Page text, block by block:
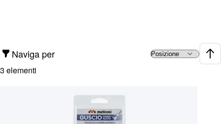
Naviga per
3 elementi